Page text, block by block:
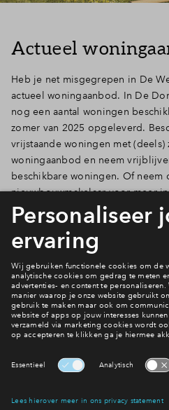
Actueel
Heb je net misgegrepen in De
actueel woningaanbod. In De
nog een aantal woningen
zomer van 2025 opgeleverd.
vrijstaande woningen met (deels)
woningaanbod en neem
beschikbare woningen. Of neem
nieuwbouwmakelaar voor meer
Naar actueel woningaanbod
Wonen in Reeve
Interesse? Meld
Hiermee blijf je op de hoogte